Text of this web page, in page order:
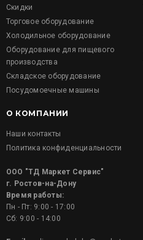
Скидки
Торговое оборудование
Холодильное оборудование
Оборудование для пищевого
производства
Складское оборудование
Посудомоечные машины
О КОМПАНИИ
Наши контакты
Политика конфиденциальности
ООО "ТД Маркет Сервис"
г. Ростов-на-Дону
Время работы:
Пн - Пт: 9:00 - 17:00
Сб: 9:00 - 14:00